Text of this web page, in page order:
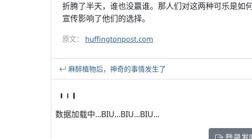
折腾了半天，谁也没赢谁。那人们对这两种可乐是如
宣传影响了他们的选择。
原文： huffingtonpost.com
麻醉植物后，神奇的事情发生了
数据加载中...BIU...BIU...BIU...